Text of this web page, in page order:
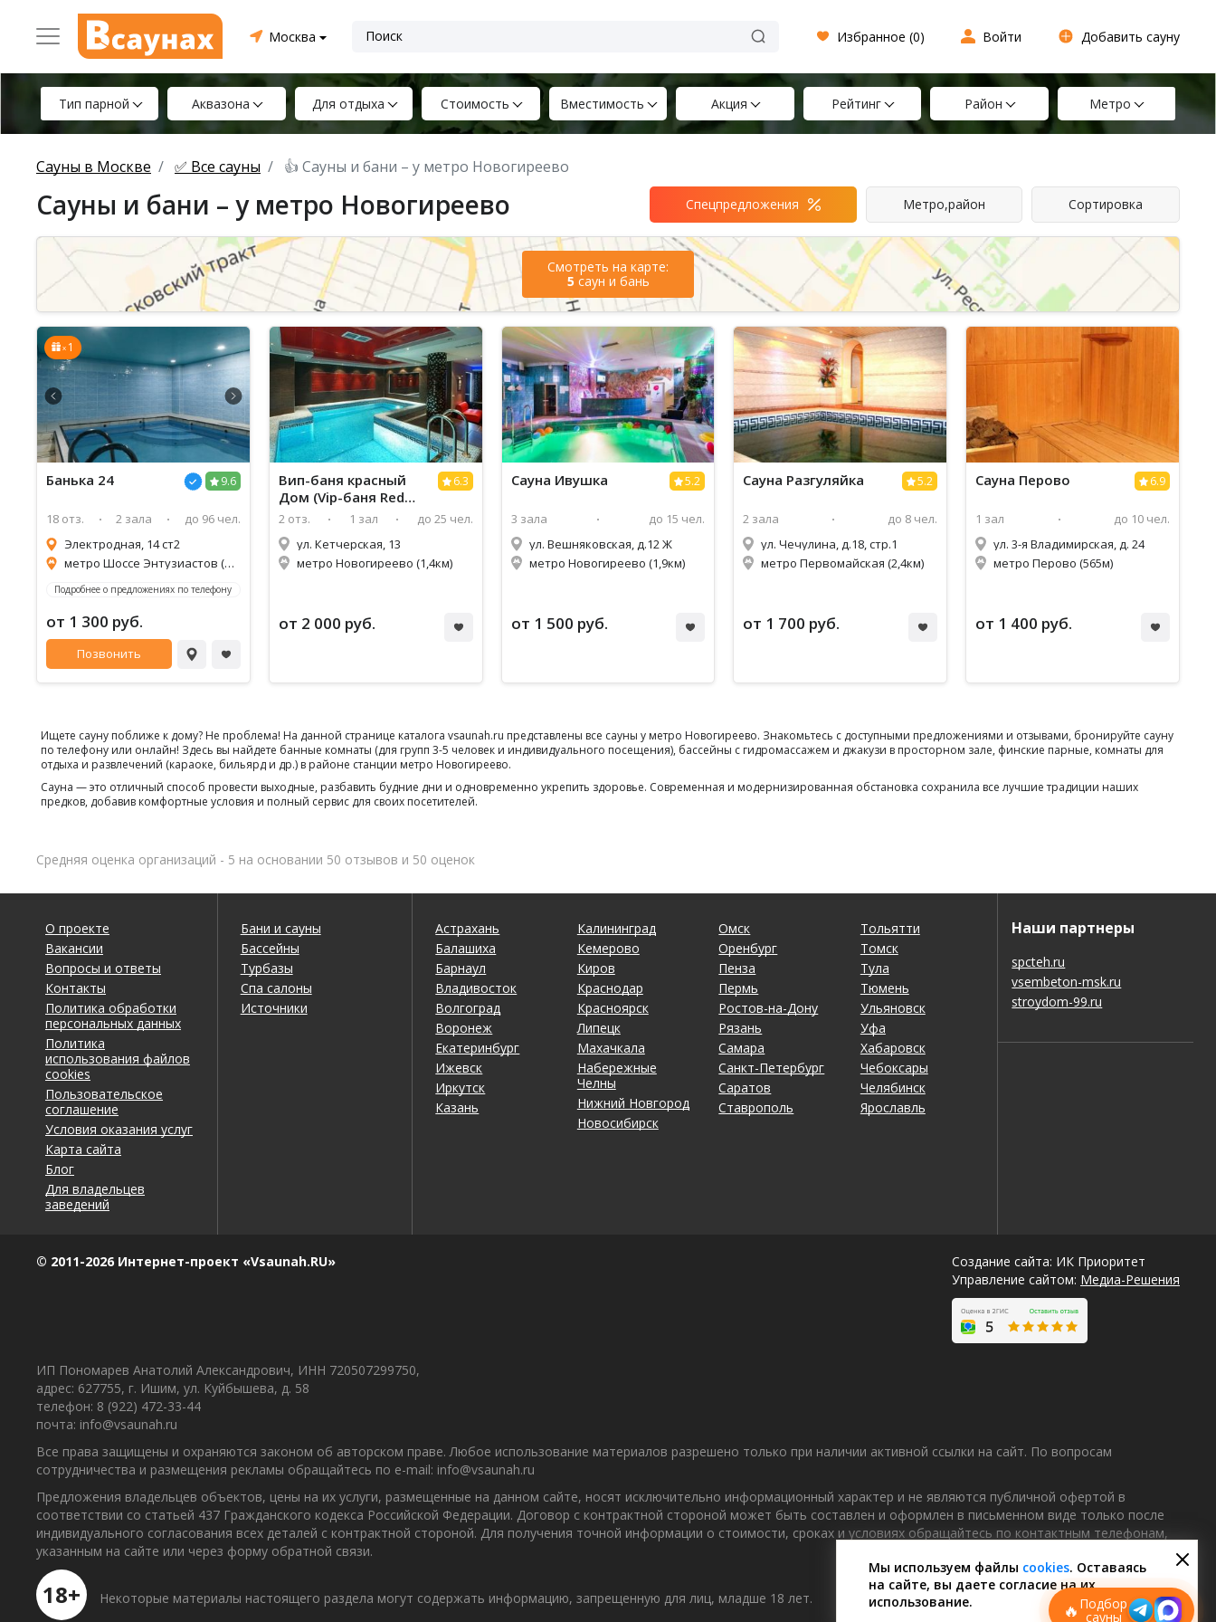
Москва Избранное (0) Войти Добавить сауну
Тип парной Аквазона Для отдыха Стоимость Вместимость Акция Рейтинг Район Метро
Сауны в Москве ✅ Все сауны 👍 Сауны и бани – у метро Новогиреево
Сауны и бани – у метро Новогиреево Спецпредложения Метро,район Сортировка
Смотреть на карте:
5 саун и бань
x 1
9.6
Банька 24
18 отз. 2 зала
до 96 чел.
Электродная, 14 ст2
метро Шоссе Энтузиастов (1,1км)
Подробнее о предложениях по телефону
от 1 300 руб.
Позвонить
6.3
Вип-баня красный
Дом (Vip-баня Red
House)
2 отз. 1 зал
до 25 чел.
ул. Кетчерская, 13
метро Новогиреево (1,4км)
от 2 000 руб.
5.2
Сауна Ивушка
3 зала
до 15 чел.
ул. Вешняковская, д.12 Ж
метро Новогиреево (1,9км)
от 1 500 руб.
5.2
Сауна Разгуляйка
2 зала
до 8 чел.
ул. Чечулина, д.18, стр.1
метро Первомайская (2,4км)
от 1 700 руб.
6.9
Сауна Перово
1 зал
до 10 чел.
ул. 3-я Владимирская, д. 24
метро Перово (565м)
от 1 400 руб.
Ищете сауну поближе к дому? Не проблема! На данной странице каталога vsaunah.ru представлены все сауны у метро Новогиреево. Знакомьтесь с доступными предложениями и отзывами, бронируйте сауну
по телефону или онлайн! Здесь вы найдете банные комнаты (для групп 3-5 человек и индивидуального посещения), бассейны с гидромассажем и джакузи в просторном зале, финские парные, комнаты для
отдыха и развлечений (караоке, бильярд и др.) в районе станции метро Новогиреево.
Сауна — это отличный способ провести выходные, разбавить будние дни и одновременно укрепить здоровье. Современная и модернизированная обстановка сохранила все лучшие традиции наших
предков, добавив комфортные условия и полный сервис для своих посетителей.
Средняя оценка организаций - 5 на основании 50 отзывов и 50 оценок
О проекте
Вакансии
Вопросы и ответы
Контакты
Политика обработки
персональных данных
Политика
использования файлов
cookies
Пользовательское
соглашение
Условия оказания услуг
Карта сайта
Блог
Для владельцев
заведений
Бани и сауны
Бассейны
Турбазы
Спа салоны
Источники
Астрахань
Балашиха
Барнаул
Владивосток
Волгоград
Воронеж
Екатеринбург
Ижевск
Иркутск
Казань
Калининград
Кемерово
Киров
Краснодар
Красноярск
Липецк
Махачкала
Набережные
Челны
Нижний Новгород
Новосибирск
Омск
Оренбург
Пенза
Пермь
Ростов-на-Дону
Рязань
Самара
Санкт-Петербург
Саратов
Ставрополь
Тольятти
Томск
Тула
Тюмень
Ульяновск
Уфа
Хабаровск
Чебоксары
Челябинск
Ярославль
Наши партнеры
spcteh.ru
vsembeton-msk.ru
stroydom-99.ru
© 2011-2026 Интернет-проект «Vsaunah.RU»
Создание сайта: ИК Приоритет
Управление сайтом: Медиа-Решения
ИП Пономарев Анатолий Александрович, ИНН 720507299750,
адрес: 627755, г. Ишим, ул. Куйбышева, д. 58
телефон: 8 (922) 472-33-44
почта: info@vsaunah.ru
Все права защищены и охраняются законом об авторском праве. Любое использование материалов разрешено только при наличии активной ссылки на сайт. По вопросам
сотрудничества и размещения рекламы обращайтесь по e-mail: info@vsaunah.ru
Предложения владельцев объектов, цены на их услуги, размещенные на данном сайте, носят исключительно информационный характер и не являются публичной офертой в
соответствии со статьей 437 Гражданского кодекса Российской Федерации. Договор с контрактной стороной может быть составлен и оформлен в письменном виде только после
индивидуального согласования всех деталей с контрактной стороной. Для получения точной информации о стоимости, сроках и условиях обращайтесь по контактным телефонам,
указанным на сайте или через форму обратной связи.
18+ Некоторые материалы настоящего раздела могут содержать информацию, запрещенную для лиц, младше 18 лет.
🔥 Подбор
сауны
Лучшие
саун
Подписывайтесь в Telegram или MAX —
пришлём свежие скидки
Мы используем файлы cookies. Оставаясь
на сайте, вы даете согласие на их
использование.